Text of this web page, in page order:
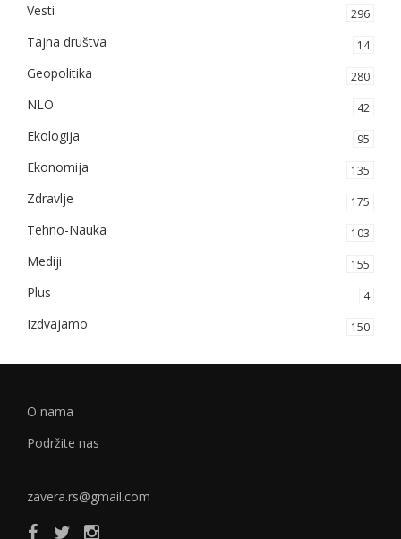
Vesti 296
Tajna društva 14
Geopolitika 280
NLO 42
Ekologija 95
Ekonomija 135
Zdravlje 175
Tehno-Nauka 103
Mediji 155
Plus 4
Izdvajamo 150
O nama
Podržite nas
zavera.rs@gmail.com